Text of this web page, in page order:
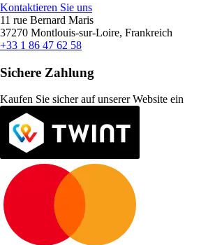
Kontaktieren Sie uns
11 rue Bernard Maris
37270 Montlouis-sur-Loire, Frankreich
+33 1 86 47 62 58
Sichere Zahlung
Kaufen Sie sicher auf unserer Website ein